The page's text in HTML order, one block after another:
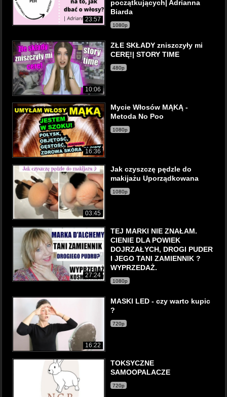
23:57
początkujących| Adrianna
Biarda
1080p
10:06
ZŁE SKŁADY zniszczyły mi
CERĘ!| STORY TIME
480p
16:36
Mycie Włosów MĄKĄ -
Metoda No Poo
1080p
03:45
Jak czyszczę pędzle do
makijażu Uporządkowana
1080p
27:24
TEJ MARKI NIE ZNAŁAM.
CIENIE DLA POWIEK
DOJRZAŁYCH, DROGI PUDER
I JEGO TANI ZAMIENNIK ?
WYPRZEDAŻ.
1080p
16:22
MASKI LED - czy warto kupic
?
720p
TOKSYCZNE
SAMOOPALACZE
720p